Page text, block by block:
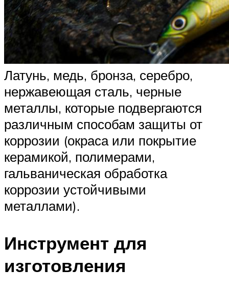
Латунь, медь, бронза, серебро,
нержавеющая сталь, черные
металлы, которые подвергаются
различным способам защиты от
коррозии (окраса или покрытие
керамикой, полимерами,
гальваническая обработка
коррозии устойчивыми
металлами).
Инструмент для
изготовления